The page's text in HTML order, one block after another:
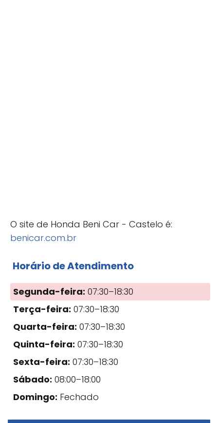
O site de Honda Beni Car - Castelo é:
benicar.com.br
Horário de Atendimento
Segunda-feira: 07:30–18:30
Terça-feira: 07:30–18:30
Quarta-feira: 07:30–18:30
Quinta-feira: 07:30–18:30
Sexta-feira: 07:30–18:30
Sábado: 08:00–18:00
Domingo: Fechado